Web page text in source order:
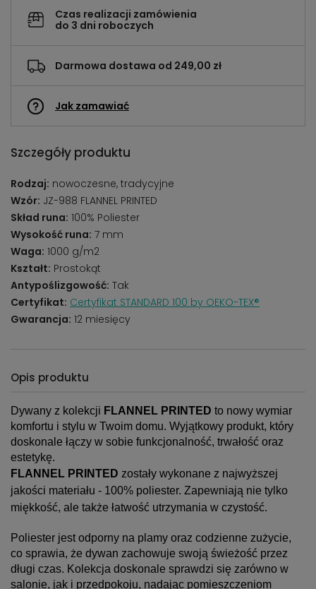
Czas realizacji zamówienia
do 3 dni roboczych
Darmowa dostawa od 249,00 zł
Jak zamawiać
Szczegóły produktu
Rodzaj: nowoczesne, tradycyjne
Wzór: JZ-988 FLANNEL PRINTED
Skład runa: 100% Poliester
Wysokość runa: 7 mm
Waga: 1000 g/m2
Kształt: Prostokąt
Antypoślizgowość: Tak
Certyfikat: Certyfikat STANDARD 100 by OEKO-TEX®
Gwarancja: 12 miesięcy
Opis produktu
Dywany z kolekcji FLANNEL PRINTED to nowy wymiar
komfortu i stylu w Twoim domu. Wyjątkowy produkt, który
doskonale łączy w sobie funkcjonalność, trwałość oraz
estetykę.
FLANNEL PRINTED zostały wykonane z najwyższej
jakości materiału - 100% poliester. Zapewniają nie tylko
miękkość, ale także łatwość utrzymania w czystość.
Poliester jest odporny na plamy oraz codzienne zużycie,
co sprawia, że dywan zachowuje swoją świeżość przez
długi czas. Kolekcja doskonale sprawdzi się zarówno w
salonie, jak i przedpokoju, nadając pomieszczeniom